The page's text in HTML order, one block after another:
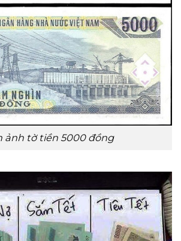
ảnh tờ tiền 5000 đồng